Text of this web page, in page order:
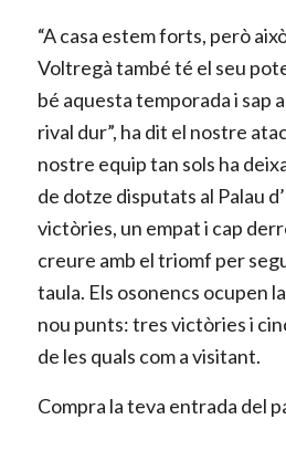
“A casa estem forts, però
Voltregà també té el seu
bé aquesta temporada i sap
rival dur”, ha dit el nostre
nostre equip tan sols ha
de dotze disputats al Palau
victòries, un empat i cap
creure amb el triomf per
taula. Els osonencs ocupen
nou punts: tres victòries i
de les quals com a visitant.
Compra la teva entrada del